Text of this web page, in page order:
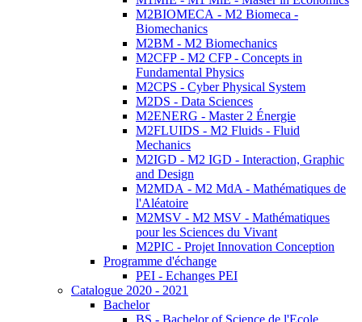
M2BIOMECA - M2 Biomeca -
Biomechanics
M2BM - M2 Biomechanics
M2CFP - M2 CFP - Concepts in
Fundamental Physics
M2CPS - Cyber Physical System
M2DS - Data Sciences
M2ENERG - Master 2 Énergie
M2FLUIDS - M2 Fluids - Fluid
Mechanics
M2IGD - M2 IGD - Interaction, Graphic
and Design
M2MDA - M2 MdA - Mathématiques de
l'Aléatoire
M2MSV - M2 MSV - Mathématiques
pour les Sciences du Vivant
M2PIC - Projet Innovation Conception
Programme d'échange
PEI - Echanges PEI
Catalogue 2020 - 2021
Bachelor
BS - Bachelor of Science de l'Ecole